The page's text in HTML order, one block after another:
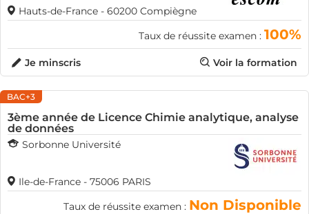
Hauts-de-France - 60200 Compiègne
Taux de réussite examen : 100%
Voir la formation
Je minscris
BAC+3
3ème année de Licence Chimie analytique, analyse
de données
Sorbonne Université
Ile-de-France - 75006 PARIS
Taux de réussite examen : Non Disponible